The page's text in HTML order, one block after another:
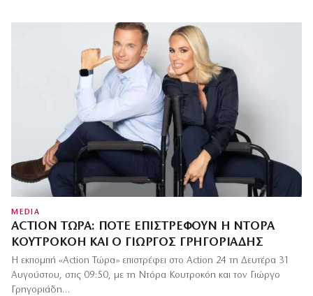
MEDIA
ACTION ΤΏΡΑ: ΠΌΤΕ ΕΠΙΣΤΡΈΦΟΥΝ Η ΝΤΌΡΑ
ΚΟΥΤΡΟΚΌΗ ΚΑΙ Ο ΓΙΏΡΓΟΣ ΓΡΗΓΟΡΙΆΔΗΣ
Η εκπομπή «Action Τώρα» επιστρέφει στο Action 24 τη Δευτέρα 31
Αυγούστου, στις 09:50, με τη Ντόρα Κουτροκόη και τον Γιώργο
Γρηγοριάδη…